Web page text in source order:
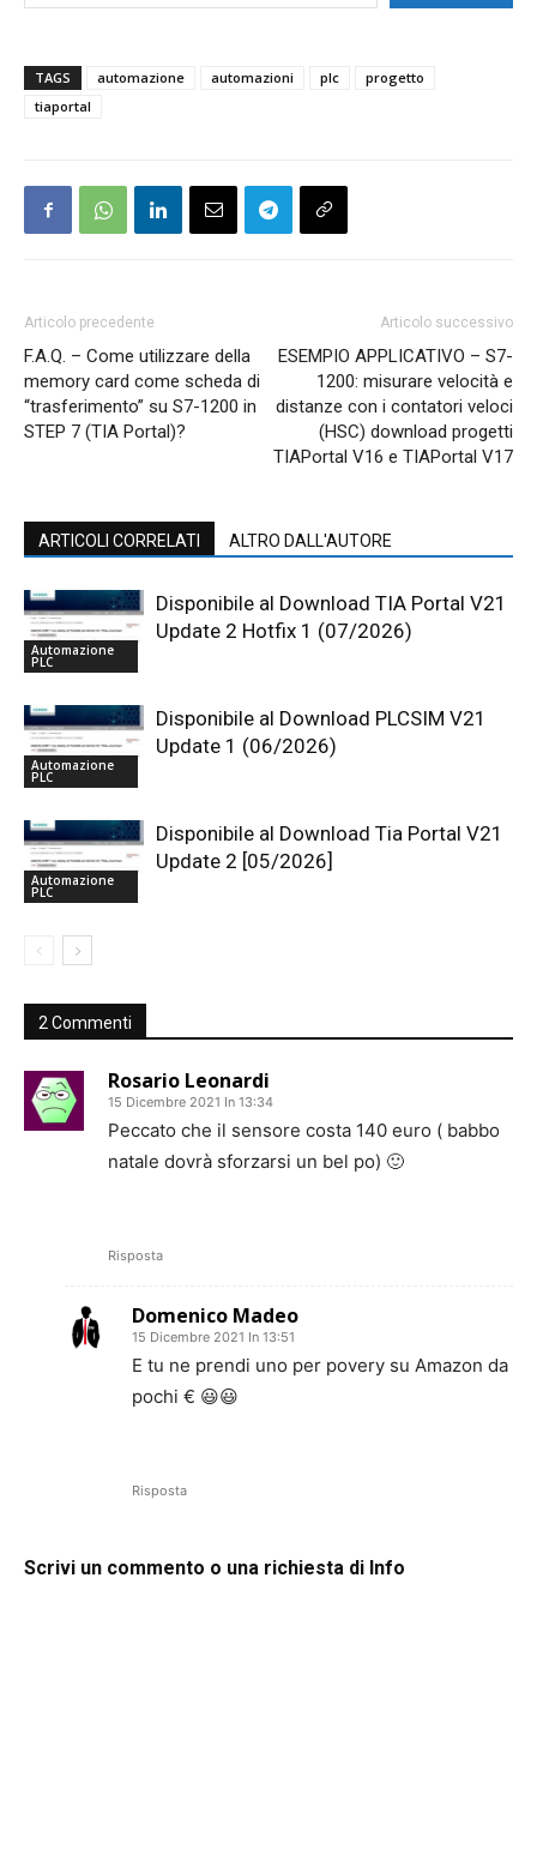
TAGS automazione automazioni plc
progetto
tiaportal
Articolo precedente
F.A.Q. – Come utilizzare della
memory card come scheda di
“trasferimento” su S7-1200 in
STEP 7 (TIA Portal)?
Articolo successivo
ESEMPIO APPLICATIVO – S7-
1200: misurare velocità e
distanze con i contatori veloci
(HSC) download progetti
TIAPortal V16 e TIAPortal V17
ARTICOLI CORRELATI ALTRO DALL'AUTORE
Automazione
PLC
Disponibile al Download TIA Portal V21
Update 2 Hotfix 1 (07/2026)
Automazione
PLC
Disponibile al Download PLCSIM V21
Update 1 (06/2026)
Automazione
PLC
Disponibile al Download Tia Portal V21
Update 2 [05/2026]
2 Commenti
Rosario Leonardi
15 Dicembre 2021 In 13:34
Peccato che il sensore costa 140 euro ( babbo
natale dovrà sforzarsi un bel po) 🙂
Risposta
Domenico Madeo
15 Dicembre 2021 In 13:51
E tu ne prendi uno per povery su Amazon da
pochi € 😃😃
Risposta
Scrivi un commento o una richiesta di Info